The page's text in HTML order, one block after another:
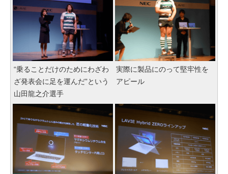
“乗ることだけのためにわざわ
ざ発表会に足を運んだ”という
山田龍之介選手
実際に製品にのって堅牢性を
アピール